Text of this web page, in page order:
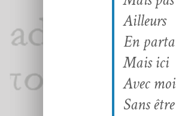
Ailleurs
En
Mais ici
Avec
Sans